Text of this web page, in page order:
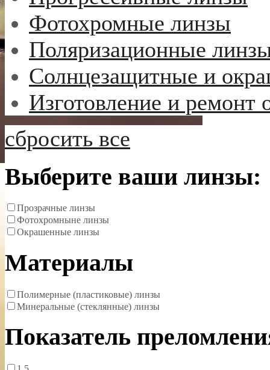
Фотохромные линзы
Поляризационные
Солнцезащитные и
Изготовление и ремонт
сбросить все
Выберите ваши линзы:
Прозрачные линзы
Фотохромныне линзы
Окрашенные линзы
Материалы
Полимерные (пластиковые) линзы
Минеральные (стеклянные) линзы
Показатель